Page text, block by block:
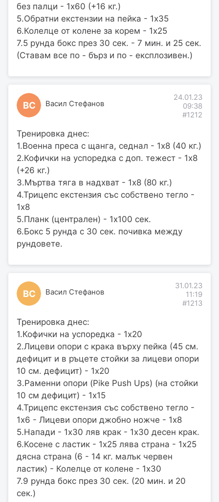
без палци - 1х60 (+16 кг.)
5.Обратни екстензии на пейка - 1х35
6.Колелце от колене за корем - 1х25
7.5 рунда бокс през 30 сек. - 7 мин. и 25 сек.
(Ставам все по - бърз и по - експлозивен.)
ВС Васил Стефанов
24.01.23
09:38
#1212
Тренировка днес:
1.Военна преса с щанга, седнал - 1х8 (40 кг.)
2.Кофички на успоредка с доп. тежест - 1х8
(+26 кг.)
3.Мъртва тяга в надхват - 1х8 (80 кг.)
4.Трицепс екстензия със собствено тегло -
1х8
5.Планк (централен) - 1х100 сек.
6.Бокс 5 рунда с 30 сек. почивка между
рундовете.
ВС Васил Стефанов
31.01.23
11:19
#1213
Тренировка днес:
1.Кофички на успоредка - 1х20
2.Лицеви опори с крака върху пейка (45 см.
дефицит и в ръцете стойки за лицеви опори
10 см. дефицит) - 1х20
3.Раменни опори (Pike Push Ups) (на стойки
10 см дефицит) - 1х15
4.Трицепс екстензия със собствено тегло -
1х6 - Лицеви опори джобно ножче - 1х8
5.Напади - 1х30 ляв крак - 1х30 десен крак.
6.Косене с ластик - 1х25 лява страна - 1х25
дясна страна (6 - 14 кг. малък червен
ластик) - Колелце от колене - 1х30
7.9 рунда бокс през 30 сек. (20 мин. и 20
сек.)